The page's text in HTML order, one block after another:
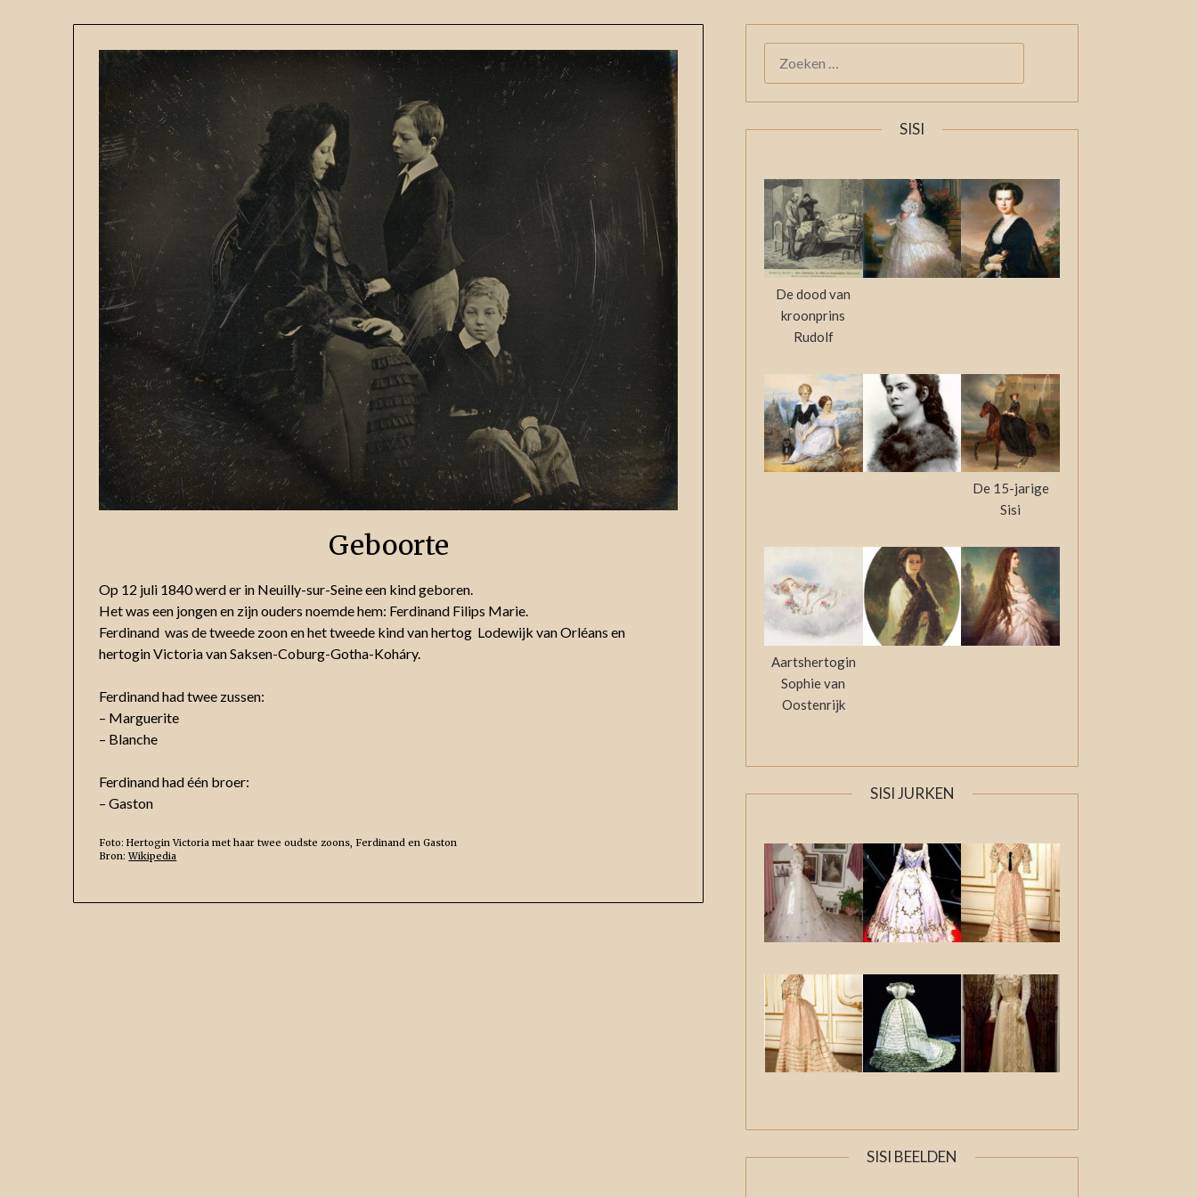
Geboorte
Op 12 juli 1840 werd er in Neuilly-sur-Seine een kind geboren.
Het was een jongen en zijn ouders noemde hem: Ferdinand Filips Marie.
Ferdinand was de tweede zoon en het tweede kind van hertog Lodewijk van Orléans en
hertogin Victoria van Saksen-Coburg-Gotha-Koháry.
Ferdinand had twee zussen:
– Marguerite
– Blanche
Ferdinand had één broer:
– Gaston
Foto: Hertogin Victoria met haar twee oudste zoons, Ferdinand en Gaston
Bron:Wikipedia
NAAR:
SISI
De dood van
kroonprins
Rudolf
De 15-jarige
Sisi
Aartshertogin
Sophie van
Oostenrijk
SISI JURKEN
SISI BEELDEN